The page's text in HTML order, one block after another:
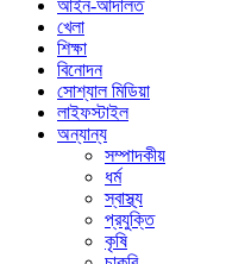
আইন-আদালত
খেলা
শিক্ষা
বিনোদন
সোশ্যাল মিডিয়া
লাইফস্টাইল
অন্যান্য
সম্পাদকীয়
ধর্ম
স্বাস্থ্য
প্রযুক্তি
কৃষি